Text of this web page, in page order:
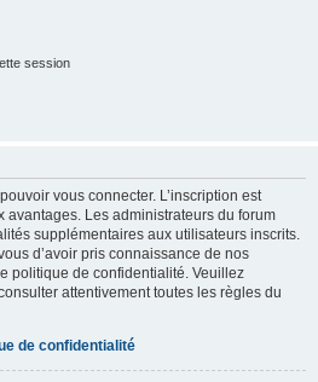
session
vous connecter. L’inscription est
avantages. Les administrateurs du forum
supplémentaires aux utilisateurs inscrits.
d’avoir pris connaissance de nos
politique de confidentialité. Veuillez
attentivement toutes les règles du
de confidentialité